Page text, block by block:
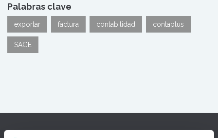
Palabras clave
exportar factura contabilidad contaplus
SAGE